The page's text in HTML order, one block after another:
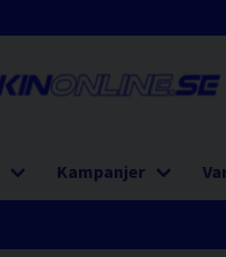
Kampanjer